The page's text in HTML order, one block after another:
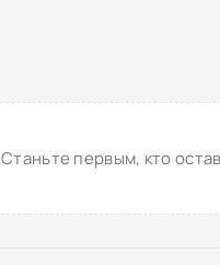
Станьте первым, кто